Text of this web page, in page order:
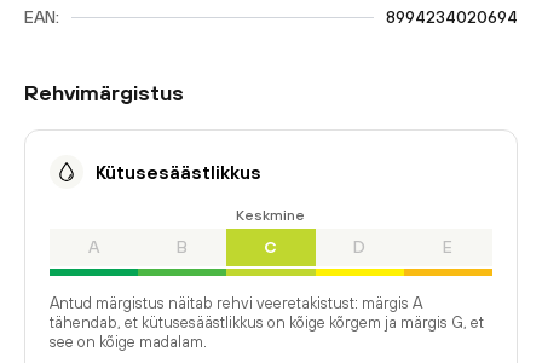
EAN: 8994234020694
Rehvimärgistus
Kütusesäästlikkus
A B
Keskmine
C D E
Antud märgistus näitab rehvi veeretakistust: märgis A
tähendab, et kütusesäästlikkus on kõige kõrgem ja märgis G, et
see on kõige madalam.